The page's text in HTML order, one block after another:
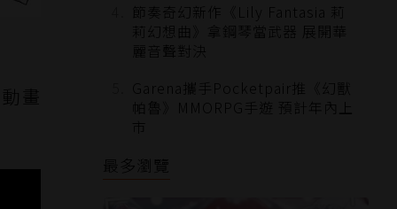
畫
節奏奇幻新作《Lily Fantasia 莉
莉幻想曲》拿鋼琴當武器 展開華
麗音聲對決
Garena攜手Pocketpair推《幻獸
帕魯》MMORPG手遊 預計年內上
市
最多瀏覽